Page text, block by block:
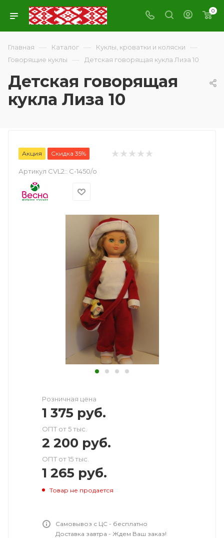
0
Главная — Каталог — Куклы, кроватки и коляски —
Говорящие куклы — Детская говорящая кукла Лиза 10
Детская говорящая
кукла Лиза 10
Акция Скидка 35%
Артикул CVL2:: С-1450/о
Розничная цена
1 375 руб.
ОПТ от 5 тыс.
2 200 руб.
ОПТ от 15 тыс.
1 265 руб.
Товар не продается
Самовывоз с ЦС - бесплатно
Доставка завтра - Ждем Ваш заказ!